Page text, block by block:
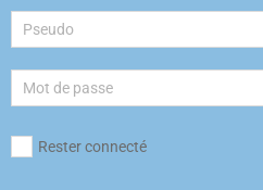
Rester connecté